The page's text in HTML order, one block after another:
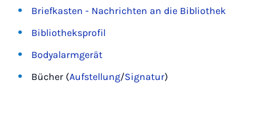
Briefkasten - Nachrichten an die Bibliothek
Bibliotheksprofil
Bodyalarmgerät
Bücher (Aufstellung/Signatur)